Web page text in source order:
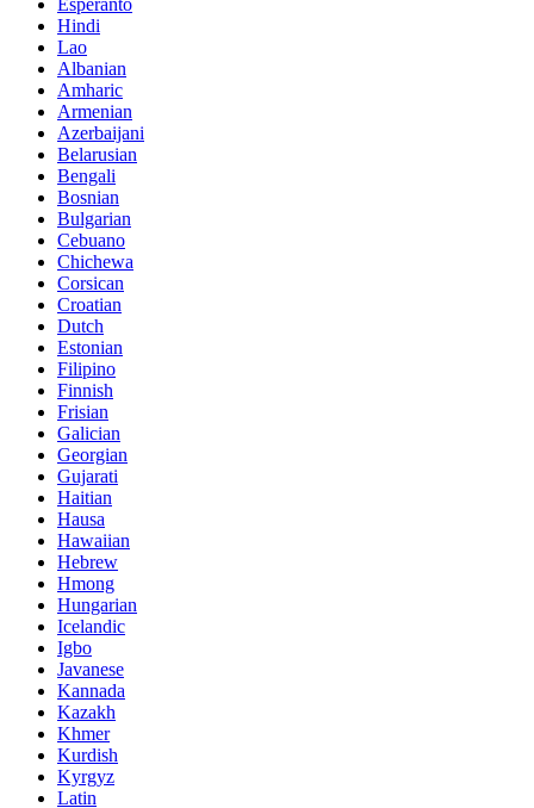
Esperanto
Hindi
Lao
Albanian
Amharic
Armenian
Azerbaijani
Belarusian
Bengali
Bosnian
Bulgarian
Cebuano
Chichewa
Corsican
Croatian
Dutch
Estonian
Filipino
Finnish
Frisian
Galician
Georgian
Gujarati
Haitian
Hausa
Hawaiian
Hebrew
Hmong
Hungarian
Icelandic
Igbo
Javanese
Kannada
Kazakh
Khmer
Kurdish
Kyrgyz
Latin